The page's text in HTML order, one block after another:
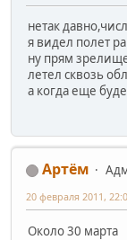
нетак
я видел полет
ну прям
летел сквозь
а когда еще
Артём
20 февраля 2011,
Около 30 марта